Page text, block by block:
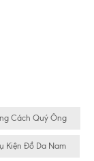
Cách Quý Ông
Kiện Đồ Da Nam